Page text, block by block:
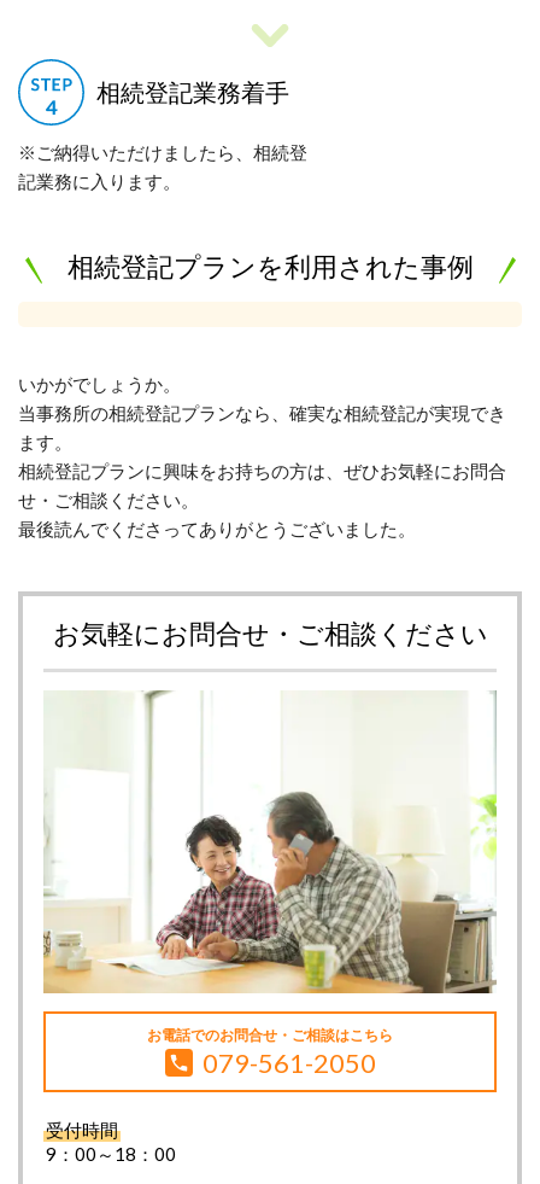
相続登記業務着手
※ご納得いただけましたら、相続登
記業務に入ります。
相続登記プランを利用された事例
いかがでしょうか。
当事務所の相続登記プランなら、確実な相続登記が実現でき
ます。
相続登記プランに興味をお持ちの方は、ぜひお気軽にお問合
せ・ご相談ください。
最後読んでくださってありがとうございました。
お気軽にお問合せ・ご相談ください
お電話でのお問合せ・ご相談はこちら
079-561-2050
受付時間
9：00～18：00